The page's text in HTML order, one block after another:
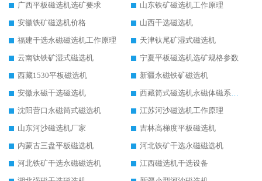
广西平板磁选机选矿要求
山东铁矿磁选机工作原理
安徽铁矿磁选机价格
山西干选磁选机
福建干选永磁磁选机工作原理
天津钛尾矿湿式磁选机
云南钛铁矿湿式磁选机
宁夏平板磁选机选矿规格参数
西藏1530平板磁选机
新疆永磁铁矿磁选机
安徽永磁干选磁选机
西藏筒式磁选机永磁体磁系设计
沈阳营口永磁筒式磁选机
江苏河沙磁选机工作原理
山东河沙磁选机厂家
吉林高梯度平板磁选机
内蒙古三盘平板磁选机
河北铁矿干选永磁磁选机
河北铁矿干选永磁磁选机
江西磁选机干选设备